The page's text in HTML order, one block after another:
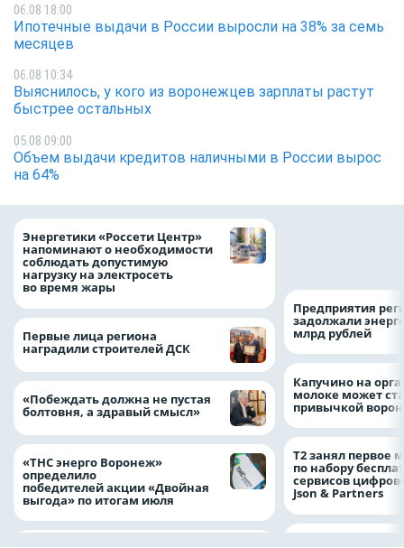
06.08 18:00
Ипотечные выдачи в России выросли на 38% за семь
месяцев
06.08 10:34
Выяснилось, у кого из воронежцев зарплаты растут
быстрее остальных
05.08 09:00
Объем выдачи кредитов наличными в России вырос
на 64%
Энергетики «Россети Центр»
напоминают о необходимости
соблюдать допустимую
нагрузку на электросеть
во время жары
Первые лица региона
наградили строителей ДСК
«Побеждать должна не пустая
болтовня, а здравый смысл»
«ТНС энерго Воронеж»
определило
победителей акции «Двойная
выгода» по итогам июля
Предприятия
задолжали
млрд рублей
Капучино на
молоке может
привычкой
Т2 занял первое
по набору
сервисов
Json & Partners